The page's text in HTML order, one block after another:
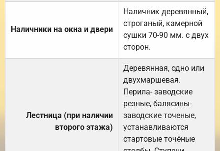
Наличники на окна и двери
Наличник деревянный,
строганый, камерной
сушки 70-90 мм. с двух
сторон.
Лестница (при наличии
второго этажа)
Деревянная, одно или
двухмаршевая.
Перила- заводские
резные, балясины-
заводские точеные,
устанавливаются
стартовые точёные